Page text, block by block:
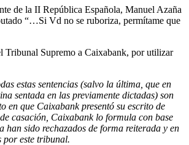
de la II República Española, Manuel Azaña
“…Si Vd no se ruboriza, permítame que
Tribunal Supremo a Caixabank, por utilizar
estas sentencias (salvo la última, que en
sentada en las previamente dictadas) son
en que Caixabank presentó su escrito de
casación, Caixabank lo formula con base
han sido rechazados de forma reiterada y en
por este tribunal.